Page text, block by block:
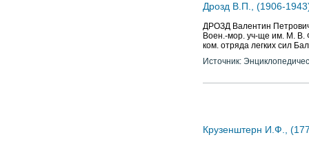
Дрозд В.П., (1906-
ДРОЗД Валентин
Воен.-мор. уч-ще им. М. В.
ком. отряда легких сил
Источник:
Крузенштерн И.Ф.,